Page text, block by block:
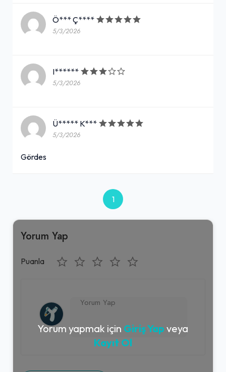
Ö*** Ç****
5/3/2026
I******
5/3/2026
Ü***** K***
5/3/2026
Gördes
1
Yorum Yap
Puanla
Yorum yapmak için Giriş Yap veya
Kayıt Ol